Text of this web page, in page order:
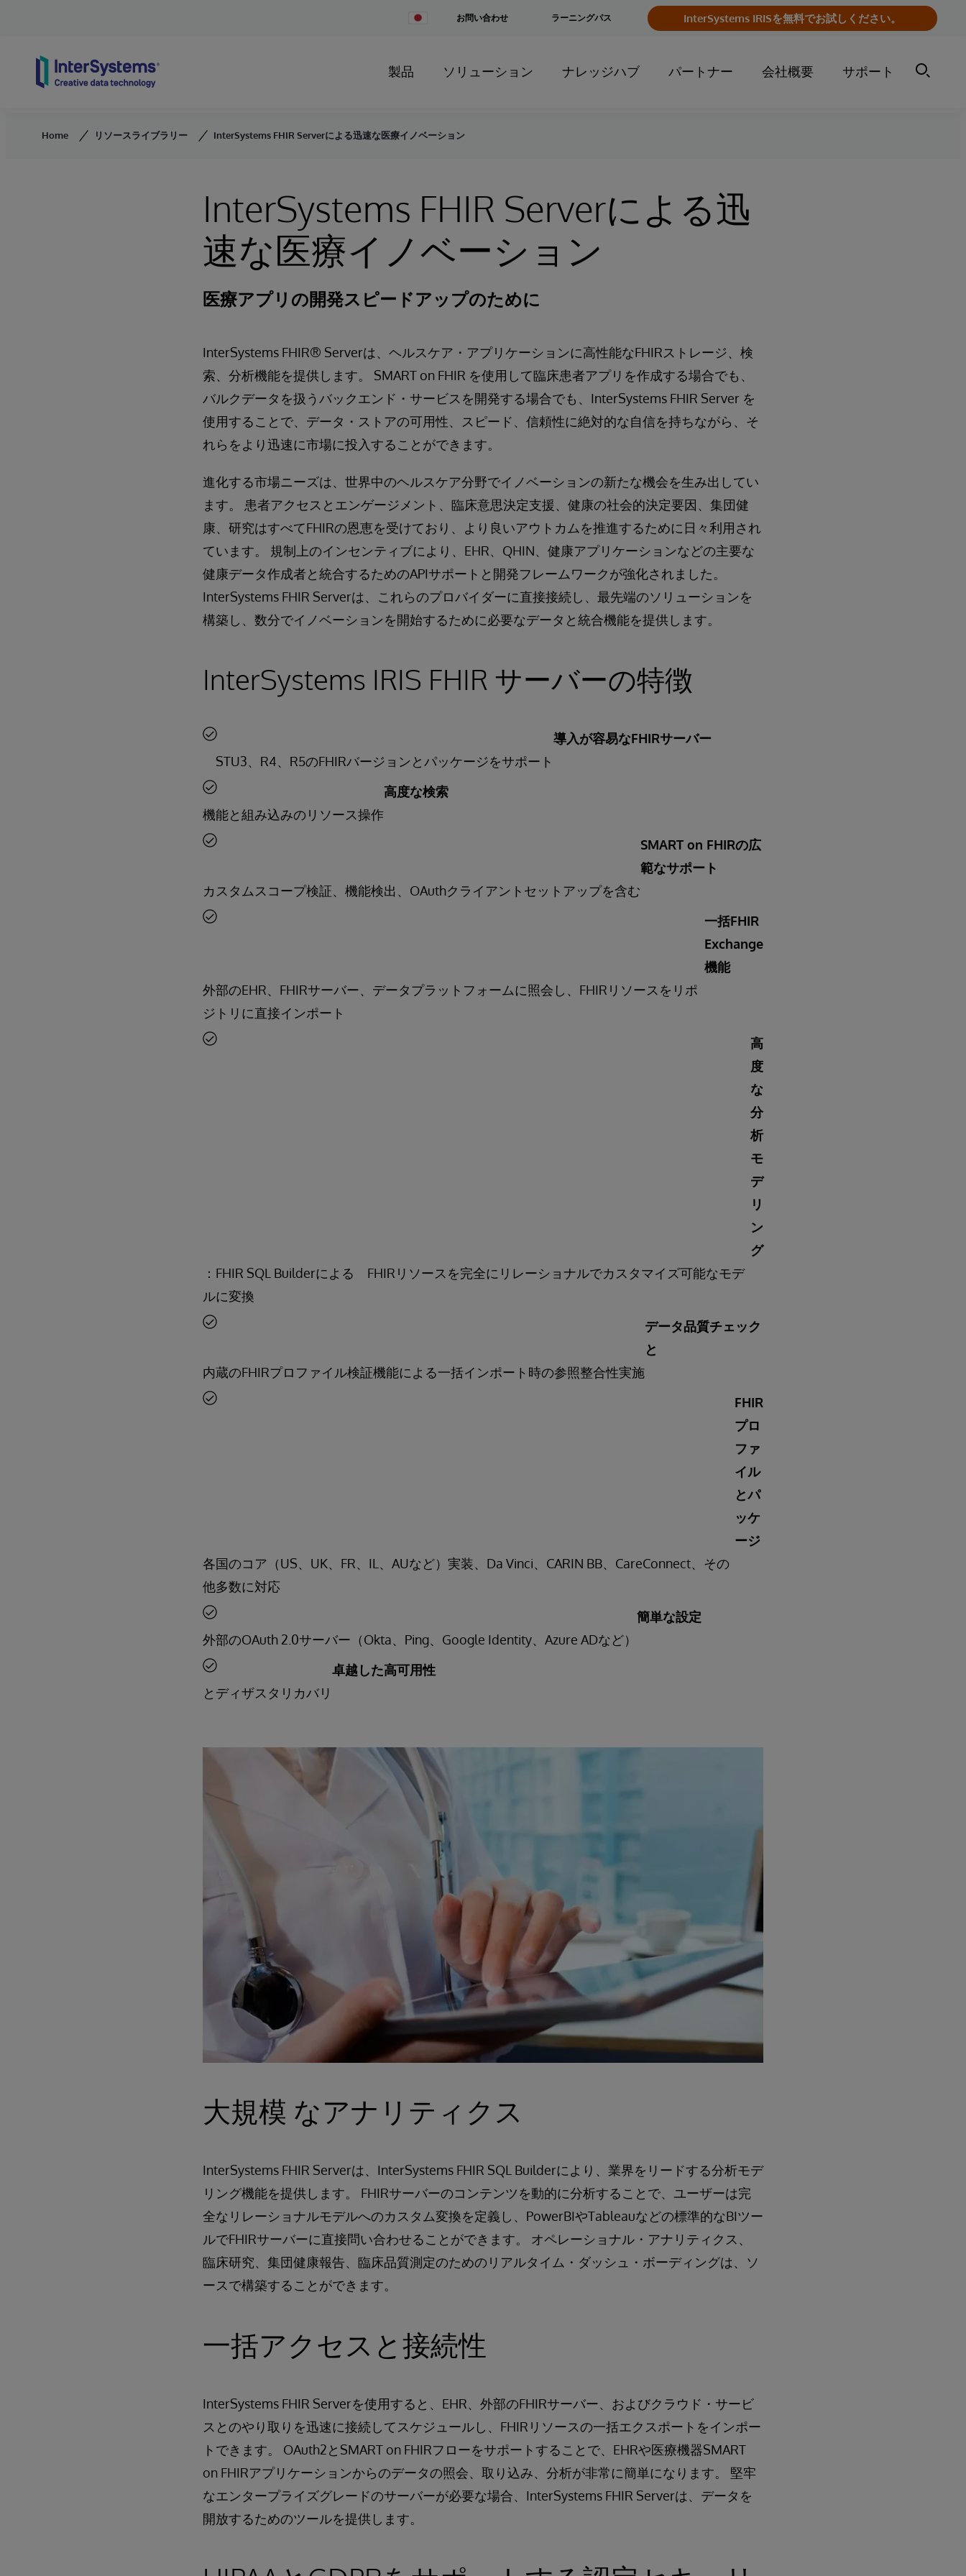
Change
お問い合わせ InterSystems IRISを無料でお試しください。
ラーニングパス
製品 ソリューション ナレッジハブ パートナー 会社概要 サポート
Home リソースライブラリー InterSystems FHIR Serverによる迅速な医療イノベーション
InterSystems FHIR Serverによる迅
速な医療イノベーション
医療アプリの開発スピードアップのために
InterSystems FHIR® Serverは、ヘルスケア・アプリケーションに高性能なFHIRストレージ、検
索、分析機能を提供します。 SMART on FHIR を使用して臨床患者アプリを作成する場合でも、
バルクデータを扱うバックエンド・サービスを開発する場合でも、InterSystems FHIR Server を
使用することで、データ・ストアの可用性、スピード、信頼性に絶対的な自信を持ちながら、そ
れらをより迅速に市場に投入することができます。
進化する市場ニーズは、世界中のヘルスケア分野でイノベーションの新たな機会を生み出してい
ます。 患者アクセスとエンゲージメント、臨床意思決定支援、健康の社会的決定要因、集団健
康、研究はすべてFHIRの恩恵を受けており、より良いアウトカムを推進するために日々利用され
ています。 規制上のインセンティブにより、EHR、QHIN、健康アプリケーションなどの主要な
健康データ作成者と統合するためのAPIサポートと開発フレームワークが強化されました。
InterSystems FHIR Serverは、これらのプロバイダーに直接接続し、最先端のソリューションを
構築し、数分でイノベーションを開始するために必要なデータと統合機能を提供します。
InterSystems IRIS FHIR サーバーの特徴
導入が容易なFHIRサーバー
STU3、R4、R5のFHIRバージョンとパッケージをサポート
高度な検索
機能と組み込みのリソース操作
SMART on FHIRの広
範なサポート
カスタムスコープ検証、機能検出、OAuthクライアントセットアップを含む
一括FHIR
Exchange
機能
外部のEHR、FHIRサーバー、データプラットフォームに照会し、FHIRリソースをリポ
ジトリに直接インポート
高
度
な
分
析
モ
デ
リ
ン
グ
：FHIR SQL Builderによる FHIRリソースを完全にリレーショナルでカスタマイズ可能なモデ
ルに変換
データ品質チェック
と
内蔵のFHIRプロファイル検証機能による一括インポート時の参照整合性実施
FHIR
プロ
ファ
イル
とパ
ッケ
ージ
各国のコア（US、UK、FR、IL、AUなど）実装、Da Vinci、CARIN BB、CareConnect、その
他多数に対応
簡単な設定
外部のOAuth 2.0サーバー（Okta、Ping、Google Identity、Azure ADなど）
卓越した高可用性
とディザスタリカバリ
大規模 なアナリティクス
InterSystems FHIR Serverは、InterSystems FHIR SQL Builderにより、業界をリードする分析モデ
リング機能を提供します。 FHIRサーバーのコンテンツを動的に分析することで、ユーザーは完
全なリレーショナルモデルへのカスタム変換を定義し、PowerBIやTableauなどの標準的なBIツー
ルでFHIRサーバーに直接問い合わせることができます。 オペレーショナル・アナリティクス、
臨床研究、集団健康報告、臨床品質測定のためのリアルタイム・ダッシュ・ボーディングは、ソ
ースで構築することができます。
一括アクセスと接続性
InterSystems FHIR Serverを使用すると、EHR、外部のFHIRサーバー、およびクラウド・サービ
スとのやり取りを迅速に接続してスケジュールし、FHIRリソースの一括エクスポートをインポー
トできます。 OAuth2とSMART on FHIRフローをサポートすることで、EHRや医療機器SMART
on FHIRアプリケーションからのデータの照会、取り込み、分析が非常に簡単になります。 堅牢
なエンタープライズグレードのサーバーが必要な場合、InterSystems FHIR Serverは、データを
開放するためのツールを提供します。